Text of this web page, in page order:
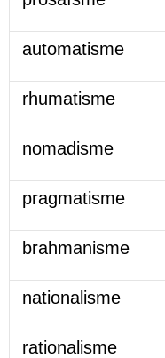
automatisme
rhumatisme
nomadisme
pragmatisme
brahmanisme
nationalisme
rationalisme